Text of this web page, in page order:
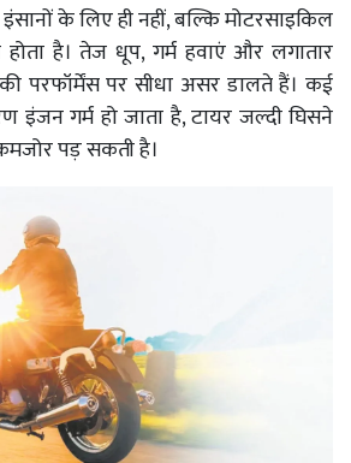
इंसानों के लिए ही नहीं, बल्कि मोटरसाइकिल
है। तेज धूप, गर्म हवाएं और लगातार
परफॉर्मेंस पर सीधा असर डालते हैं। कई
इंजन गर्म हो जाता है, टायर जल्दी घिसने
पड़ सकती है।